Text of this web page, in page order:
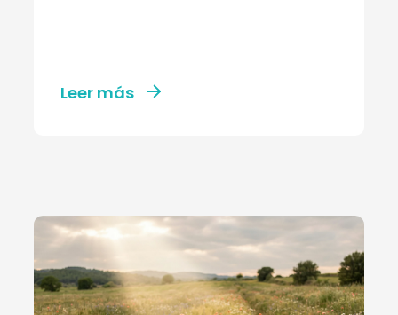
Leer más